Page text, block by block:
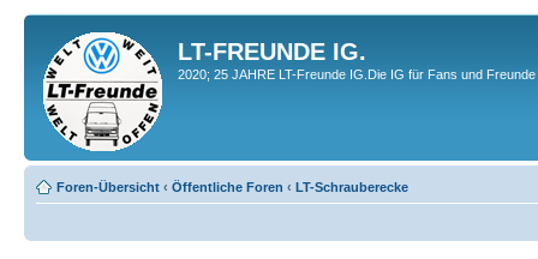
LT-FREUNDE IG.
2020; 25 JAHRE LT-Freunde IG.Die IG für Fans und
Foren-Übersicht ‹ Öffentliche Foren ‹ LT-Schrauberecke